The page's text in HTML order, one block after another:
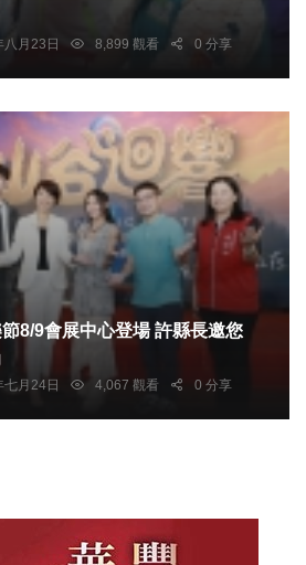
月23日 8,899 觀看 0 分享
8/9會展中心登場 許縣長邀您
月24日 4,067 觀看 0 分享